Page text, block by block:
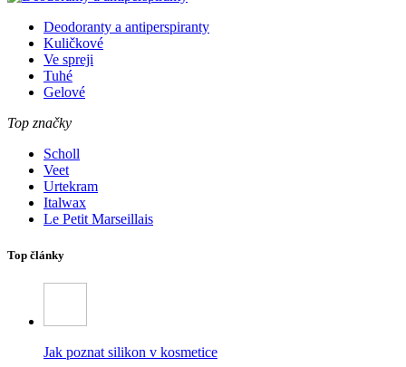
Deodoranty a antiperspiranty
Kuličkové
Ve spreji
Tuhé
Gelové
Top značky
Scholl
Veet
Urtekram
Italwax
Le Petit Marseillais
Top články
Jak poznat silikon v kosmetice